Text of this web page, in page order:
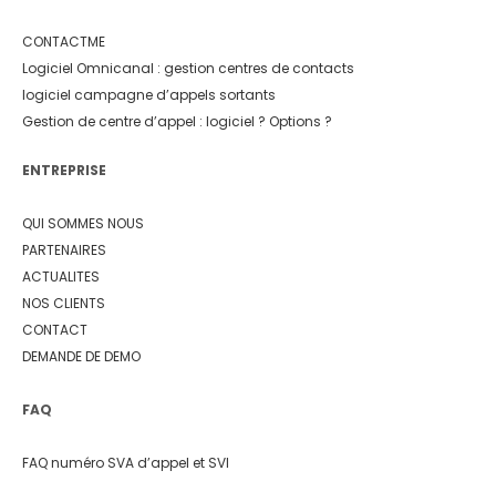
CONTACTME
Logiciel Omnicanal : gestion centres de contacts
logiciel campagne d’appels sortants
Gestion de centre d’appel : logiciel ? Options ?
ENTREPRISE
QUI SOMMES NOUS
PARTENAIRES
ACTUALITES
NOS CLIENTS
CONTACT
DEMANDE DE DEMO
FAQ
FAQ numéro SVA d’appel et SVI